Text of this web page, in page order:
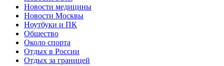
Новости медицины
Новости Москвы
Ноутбуки и ПК
Общество
Около спорта
Отдых в России
Отдых за границей